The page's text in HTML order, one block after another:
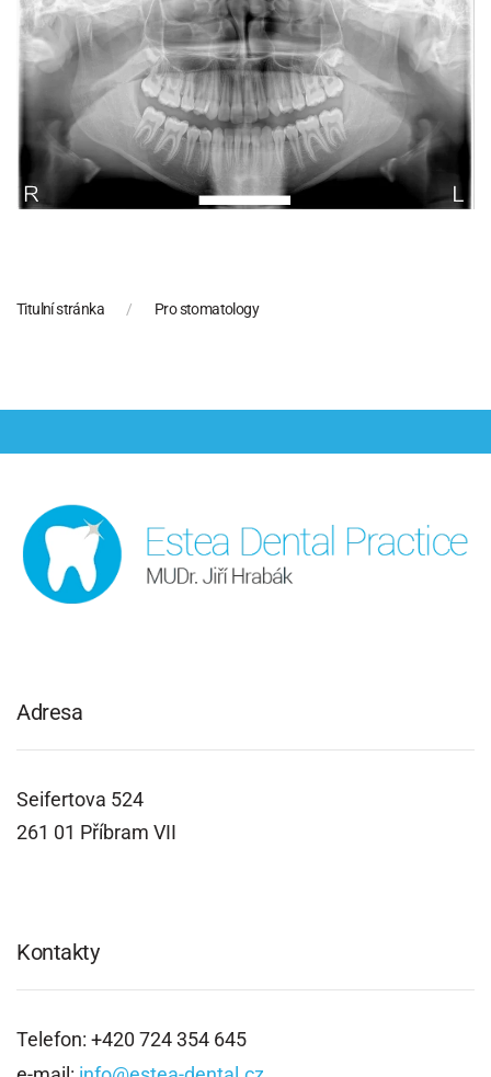
Titulní stránka Pro stomatology
Adresa
Seifertova 524
261 01 Příbram VII
Kontakty
Telefon: +420 724 354 645